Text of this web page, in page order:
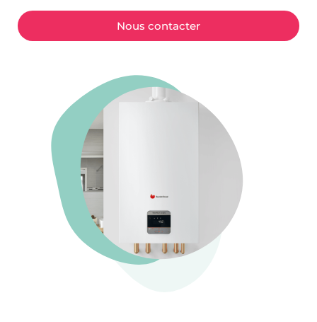
Nous contacter